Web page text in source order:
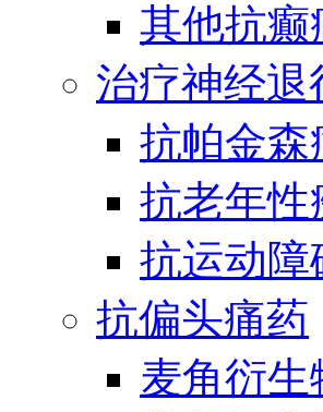
其他抗癫
治疗神经
抗帕金森
抗老年性
抗运动障
抗偏头痛药
麦角衍生